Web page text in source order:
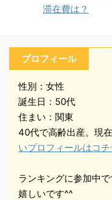
滞在費は？
プロフィール
性別：女性
誕生日：50代
住まい：関東
40代で高齢出産。現
いプロフィールはコチ
ランキングに参加中
嬉しいです^^